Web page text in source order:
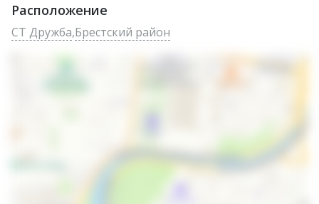
Расположение
СТ Дружба,Брестский район